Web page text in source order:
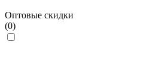
Оптовые скидки
(0)